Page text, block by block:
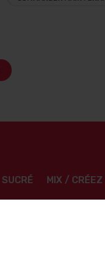
SUCRÉ MIX / CRÉEZ